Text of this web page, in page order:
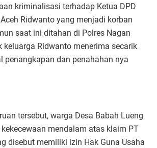
kriminalisasi terhadap Ketua DPD
Ridwanto yang menjadi korban
saat ini ditahan di Polres Nagan
keluarga Ridwanto menerima secarik
penangkapan dan penahahan nya
tersebut, warga Desa Babah Lueng
mendalam atas klaim PT
disebut memiliki izin Hak Guna Usaha